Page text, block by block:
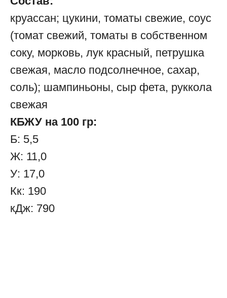
круассан; цукини, томаты свежие, соус
(томат свежий, томаты в собственном
соку, морковь, лук красный, петрушка
свежая, масло подсолнечное, сахар,
соль); шампиньоны, сыр фета, руккола
свежая
КБЖУ на 100 гр:
Б: 5,5
Ж: 11,0
У: 17,0
Кк: 190
кДж: 790